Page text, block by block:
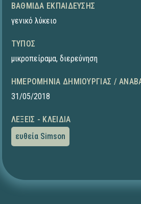
ΒΑΘΜΊΔΑ ΕΚΠΑΊΔΕΥΣΗΣ
γενικό λύκειο
ΤΎΠΟΣ
μικροπείραμα, διερεύνηση
ΗΜΕΡΟΜΗΝΊΑ ΔΗΜΙΟΥΡΓΊΑΣ /
31/05/2018
ΛΈΞΕΙΣ - ΚΛΕΙΔΙΆ
ευθεία Simson